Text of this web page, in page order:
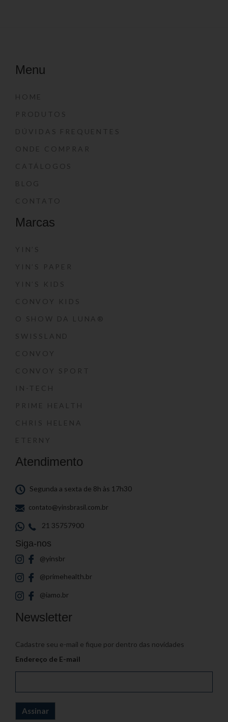
Menu
HOME
PRODUTOS
DÚVIDAS FREQUENTES
ONDE COMPRAR
CATÁLOGOS
BLOG
CONTATO
Marcas
YIN’S
YIN’S PAPER
YIN’S KIDS
CONVOY KIDS
O SHOW DA LUNA®
SWISSLAND
CONVOY
CONVOY SPORT
IN-TECH
PRIME HEALTH
CHRIS HELENA
ETERNY
Atendimento
Segunda a sexta de 8h às 17h30
contato@yinsbrasil.com.br
21 35757900
Siga-nos
@yinsbr
@primehealth.br
@iamo.br
Newsletter
Cadastre seu e-mail e fique por dentro das novidades
Endereço de E-mail